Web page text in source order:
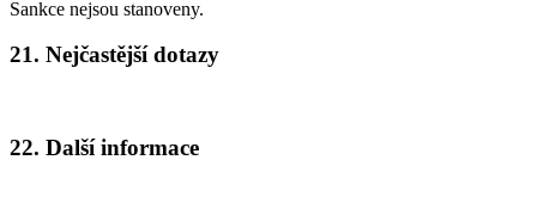
Sankce nejsou stanoveny.
21. Nejčastější dotazy
22. Další informace